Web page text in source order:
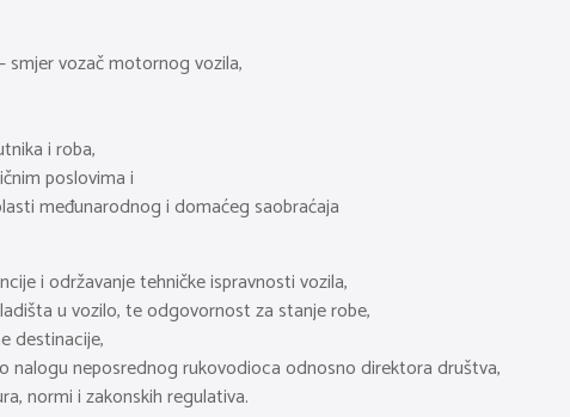
smjer vozač motornog vozila,
i roba,
poslovima i
međunarodnog i domaćeg saobraćaja
i održavanje tehničke ispravnosti vozila,
u vozilo, te odgovornost za stanje robe,
destinacije,
nalogu neposrednog rukovodioca odnosno direktora društva,
normi i zakonskih regulativa.